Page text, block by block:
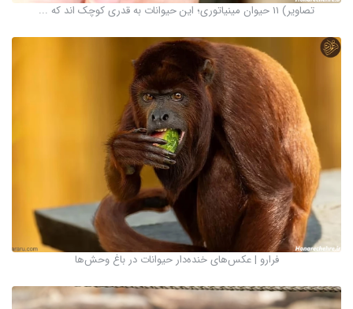
تصاویر) 11 حیوان مینیاتوری؛ این حیوانات به قدری کوچک اند که ...
فرارو | عکس‌های خنده‌دار حیوانات در باغ وحش‌ها